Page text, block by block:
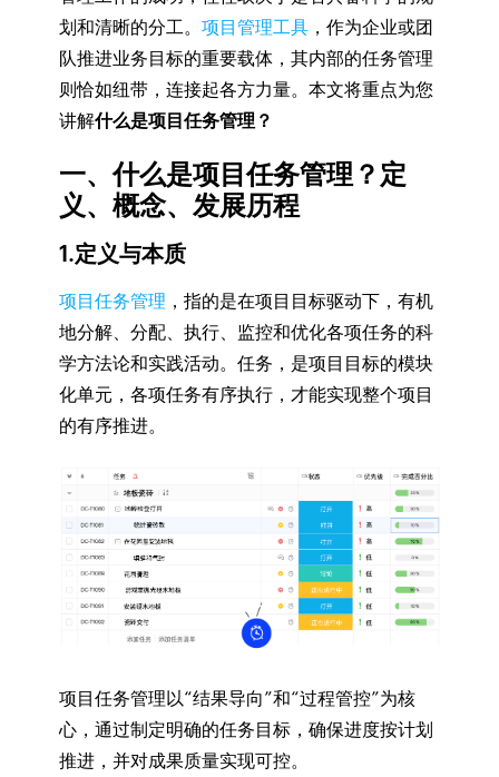
划和清晰的分工。 项目管理工具，作为企业或团
队推进业务目标的重要载体，其内部的任务管理
则恰如纽带，连接起各方力量。本文将重点为您
讲解什么是项目任务管理？
一、什么是项目任务管理？定
义、概念、发展历程
1.定义与本质
项目任务管理 ，指的是在项目目标驱动下，有机
地分解、分配、执行、监控和优化各项任务的科
学方法论和实践活动。任务，是项目目标的模块
化单元，各项任务有序执行，才能实现整个项目
的有序推进。
项目任务管理以“结果导向”和“过程管控”为核
心，通过制定明确的任务目标，确保进度按计划
推进，并对成果质量实现可控。